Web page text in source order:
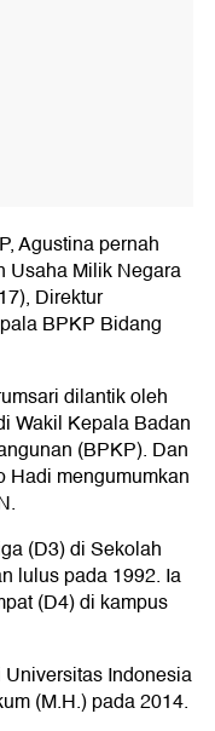
Agustina pernah
Usaha Milik Negara
Direktur
BPKP Bidang
dilantik oleh
Wakil Kepala Badan
(BPKP). Dan
Hadi mengumumkan
(D3) di Sekolah
lulus pada 1992. Ia
(D4) di kampus
Indonesia
(M.H.) pada 2014.